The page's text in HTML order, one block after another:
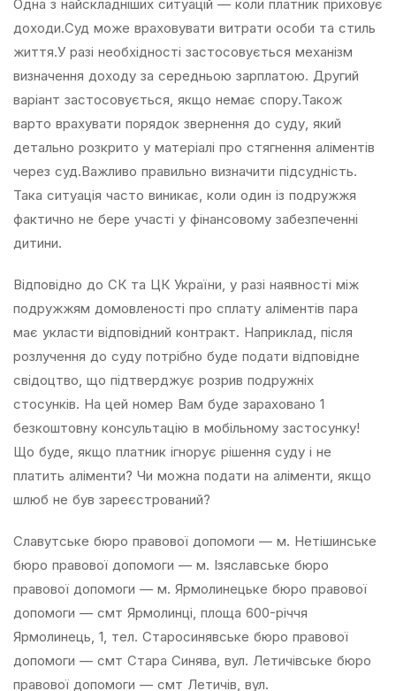
Одна з найскладніших ситуацій — коли платник приховує
доходи.Суд може враховувати витрати особи та стиль
життя.У разі необхідності застосовується механізм
визначення доходу за середньою зарплатою. Другий
варіант застосовується, якщо немає спору.Також
варто врахувати порядок звернення до суду, який
детально розкрито у матеріалі про стягнення аліментів
через суд.Важливо правильно визначити підсудність.
Така ситуація часто виникає, коли один із подружжя
фактично не бере участі у фінансовому забезпеченні
дитини.
Відповідно до СК та ЦК України, у разі наявності між
подружжям домовленості про сплату аліментів пара
має укласти відповідний контракт. Наприклад, після
розлучення до суду потрібно буде подати відповідне
свідоцтво, що підтверджує розрив подружніх
стосунків. На цей номер Вам буде зараховано 1
безкоштовну консультацію в мобільному застосунку!
Що буде, якщо платник ігнорує рішення суду і не
платить аліменти? Чи можна подати на аліменти, якщо
шлюб не був зареєстрований?
Славутське бюро правової допомоги — м. Нетішинське
бюро правової допомоги — м. Ізяславське бюро
правової допомоги — м. Ярмолинецьке бюро правової
допомоги — смт Ярмолинці, площа 600-річчя
Ярмолинець, 1, тел. Старосинявське бюро правової
допомоги — смт Стара Синява, вул. Летичівське бюро
правової допомоги — смт Летичів, вул.